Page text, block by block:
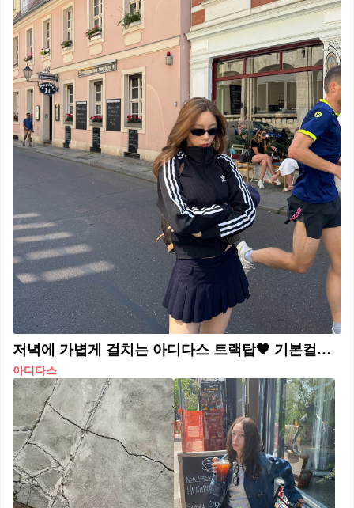
저녁에 가볍게 걸치는 아디다스 트랙탑🖤 기본컬러인 네이비&블랙✔️
아디다스